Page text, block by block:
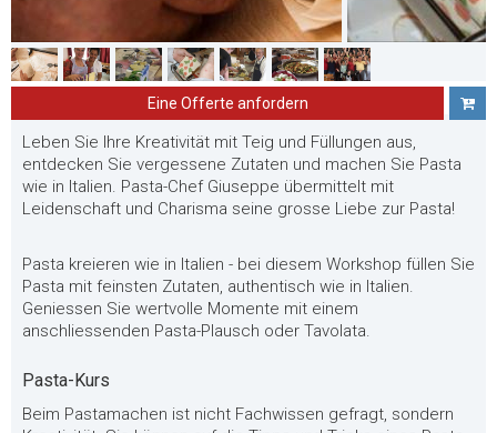
Eine Offerte anfordern
Leben Sie Ihre Kreativität mit Teig und Füllungen aus,
entdecken Sie vergessene Zutaten und machen Sie Pasta
wie in Italien. Pasta-Chef Giuseppe übermittelt mit
Leidenschaft und Charisma seine grosse Liebe zur Pasta!
Pasta kreieren wie in Italien - bei diesem Workshop füllen Sie
Pasta mit feinsten Zutaten, authentisch wie in Italien.
Geniessen Sie wertvolle Momente mit einem
anschliessenden Pasta-Plausch oder Tavolata.
Pasta-Kurs
Beim Pastamachen ist nicht Fachwissen gefragt, sondern